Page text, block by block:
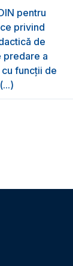
pentru
privind
de
predare a
funcții de